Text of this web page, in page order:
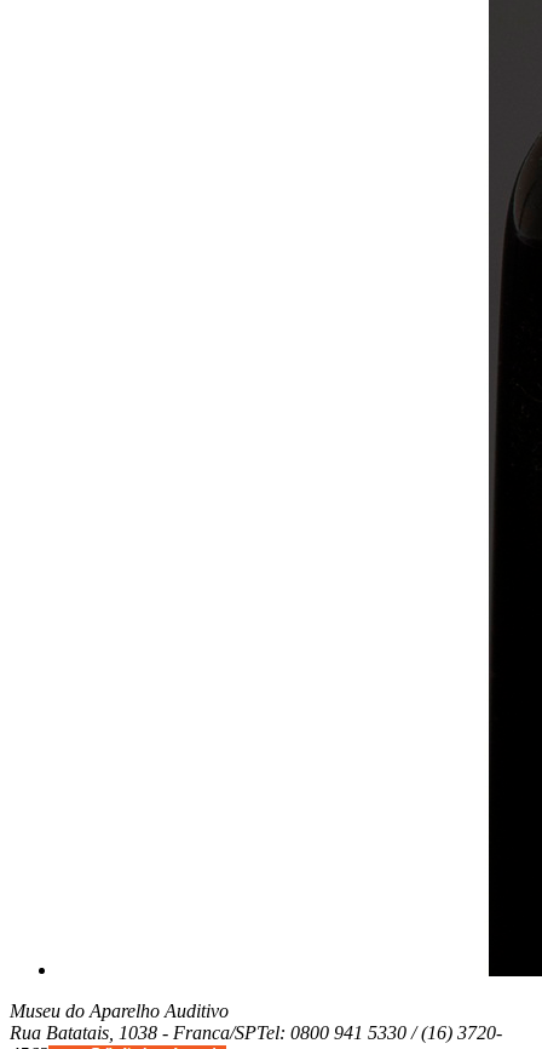
Museu do Aparelho Auditivo
Rua Batatais, 1038 - Franca/SPTel: 0800 941 5330 / (16) 3720-